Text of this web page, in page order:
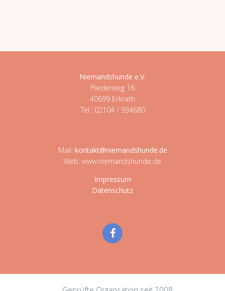
Niemandshunde e.V.
Fliederweg 16
40699 Erkrath
Tel.: 02104 / 934680
Mail: kontakt@niemandshunde.de
Web: www.niemandshunde.de
Impressum
Datenschutz